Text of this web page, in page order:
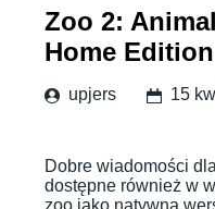
Zoo 2:
Home Edition
upjers 15
Dobre wiadomości
dostępne również w
zoo jako natywną